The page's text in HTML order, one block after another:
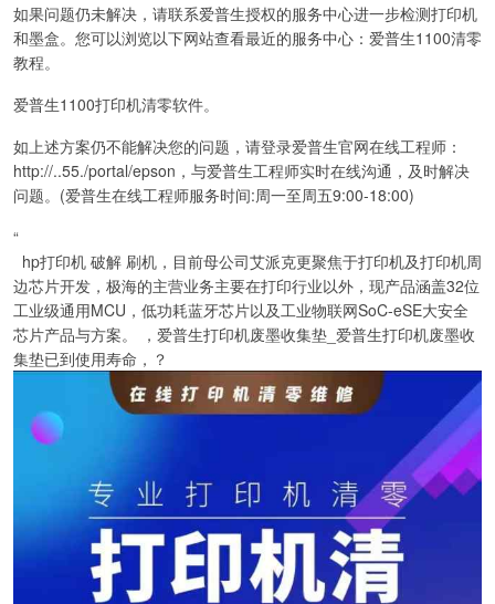
如果问题仍未解决，请联系爱普生授权的服务中心进一步检测打印机
和墨盒。您可以浏览以下网站查看最近的服务中心：爱普生1100清零
教程。
爱普生1100打印机清零软件。
如上述方案仍不能解决您的问题，请登录爱普生官网在线工程师：
http://..55./portal/epson，与爱普生工程师实时在线沟通，及时解决
问题。(爱普生在线工程师服务时间:周一至周五9:00-18:00)
“
hp打印机 破解 刷机，目前母公司艾派克更聚焦于打印机及打印机周
边芯片开发，极海的主营业务主要在打印行业以外，现产品涵盖32位
工业级通用MCU，低功耗蓝牙芯片以及工业物联网SoC-eSE大安全
芯片产品与方案。 ，爱普生打印机废墨收集垫_爱普生打印机废墨收
集垫已到使用寿命，？